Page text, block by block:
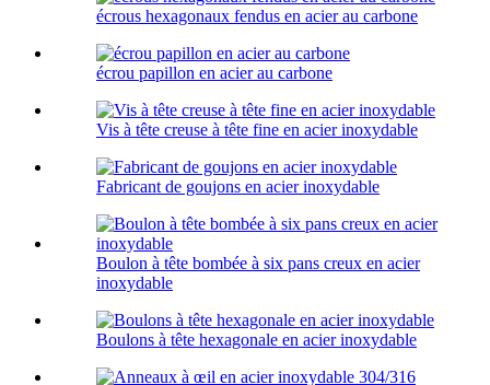
écrous hexagonaux fendus en acier au carbone
écrou papillon en acier au carbone
Vis à tête creuse à tête fine en acier inoxydable
Fabricant de goujons en acier inoxydable
Boulon à tête bombée à six pans creux en acier
inoxydable
Boulons à tête hexagonale en acier inoxydable